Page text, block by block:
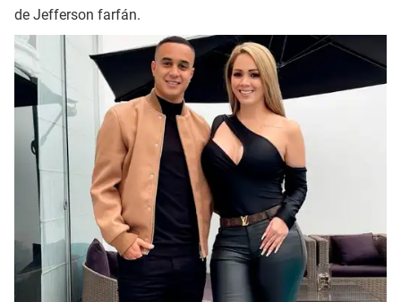
de Jefferson farfán.